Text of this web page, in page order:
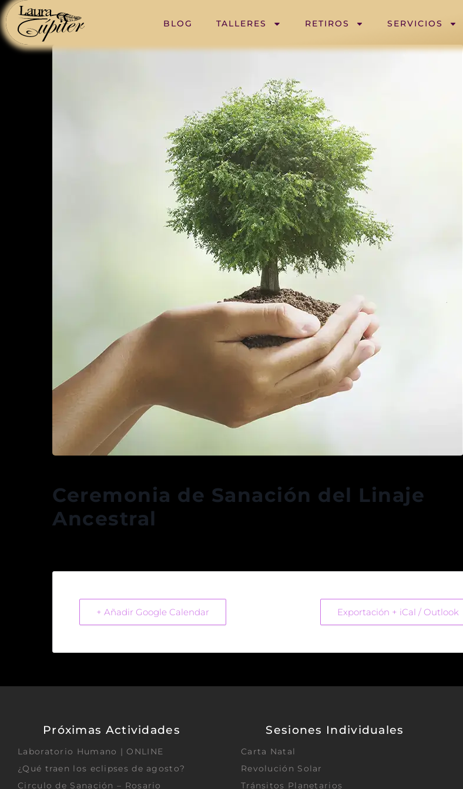
BLOG TALLERES RETIROS SERVICIOS
Ceremonia de Sanación del Linaje
Ancestral
+ Añadir Google Calendar Exportación + iCal / Outlook
Próximas Actividades
Laboratorio Humano | ONLINE
¿Qué traen los eclipses de agosto?
Circulo de Sanación – Rosario
Sesiones Individuales
Carta Natal
Revolución Solar
Tránsitos Planetarios